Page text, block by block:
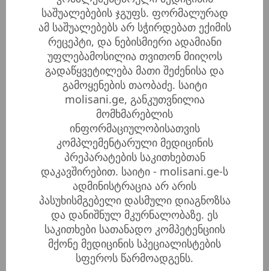
მოლისანი მალე კარგავს თავის თვისებებს და არ
ინახება. გააცხელეთ მხოლოდ პროცედურებისთვის
საჭირო რაოდენობა.
სად შევიძინო
მობრძანდით ჩვენთან მოლისნის კლინიკაში
შეიძინეთ მოლისანი და გაიარეთ უფასო
კონსულტაცია ექიმთან:
თბილისი, ტაშკენტის ქ.14(მეტრო „სამედიცინო
უნივერსიტეტი“).
ტელ: +995 596 00-10-60
ქუთაისი, 68 თამარ მეფის ქ.(ა.წერეთლის
უნივერსიტეტის მიმდებარედ)
ტელ: +995 593 24-29-57
ბათუმი, ახმეტელის 1, ბინა 1.(ი.ჭავჭავაძის
სახელობის სახელმწიფო დრამატული თეატრის
საშუალებების ჯგუფს. ფორმალურად
ამ საშუალებებს არ სჭირდებათ ექიმის
რეცეპტი, და ნებისმიერი ადამიანი
უფლებამოსილია თვითონ მიიღოს
გადაწყვეტილება მათი შეძენისა და
გამოყენების თაობაძე. საიტი
molisani.ge, განკუთვნილია
მომხმარებლის
ინფორმაციულობისათვის
კომპლემენტარული მედიცინის
პრეპარატების საკითხებთან
დაკავშირებით. საიტი - molisani.ge-ს
ადმინისტრაცია არ არის
პასუხისმგებელი დასმული დიაგნოზსა
და დანიშნულ მკურნალობაზე. ეს
საკითხები სათანადო კომპეტენციის
მქონე მედიცინის სპეციალისტების
სფეროს წარმოადგენს.